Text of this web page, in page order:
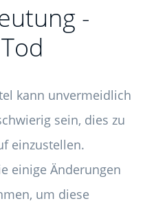
-
kann unvermeidlich
sein, dies zu
einzustellen.
einige Änderungen
um diese